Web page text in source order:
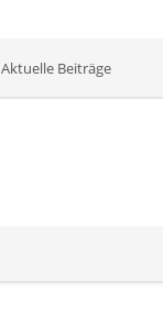
Aktuelle Beiträge